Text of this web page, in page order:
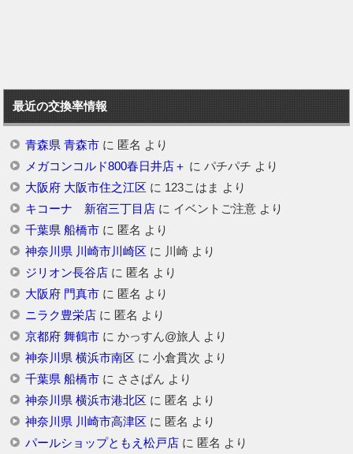
最近の交換率情報
青森県 青森市に 匿名 より
メガコンコルド800春日井店＋ に パチパチ より
大阪府 大阪市住之江区 に 123こはま より
キコーナ 新宿三丁目店に イベントご注意より
千葉県 船橋市に 匿名 より
神奈川県 川崎市川崎区 に 川崎より
ジリオン長谷店に 匿名 より
大阪府 門真市に 匿名 より
ニラク豊栄店に 匿名 より
京都府 舞鶴市に かっすん@旅人 より
神奈川県 横浜市南区 に 小倉貫次 より
千葉県 船橋市に ささぱん より
神奈川県 横浜市港北区 に 匿名 より
神奈川県 川崎市高津区 に 匿名 より
パールショップともえ松戸店に 匿名 より